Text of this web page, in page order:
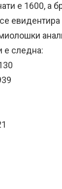
е 1600, а
е следна: